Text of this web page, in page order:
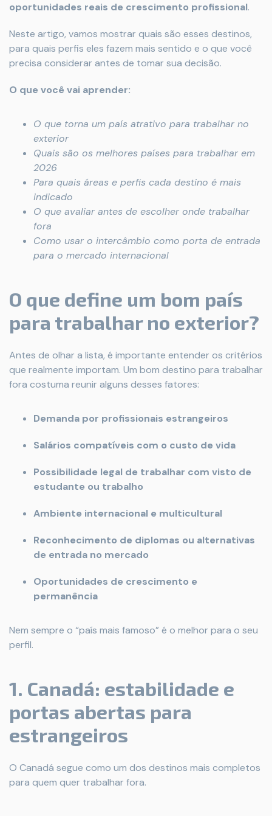
oportunidades reais de crescimento profissional.
Neste artigo, vamos mostrar quais são esses destinos,
para quais perfis eles fazem mais sentido e o que você
precisa considerar antes de tomar sua decisão.
O que você vai aprender:
O que torna um país atrativo para trabalhar no
exterior
Quais são os melhores países para trabalhar em
2026
Para quais áreas e perfis cada destino é mais
indicado
O que avaliar antes de escolher onde trabalhar
fora
Como usar o intercâmbio como porta de entrada
para o mercado internacional
O que define um bom país
para trabalhar no exterior?
Antes de olhar a lista, é importante entender os critérios
que realmente importam. Um bom destino para trabalhar
fora costuma reunir alguns desses fatores:
Demanda por profissionais estrangeiros
Salários compatíveis com o custo de vida
Possibilidade legal de trabalhar com visto de
estudante ou trabalho
Ambiente internacional e multicultural
Reconhecimento de diplomas ou alternativas
de entrada no mercado
Oportunidades de crescimento e
permanência
Nem sempre o “país mais famoso” é o melhor para o seu
perfil.
1. Canadá: estabilidade e
portas abertas para
estrangeiros
O Canadá segue como um dos destinos mais completos
para quem quer trabalhar fora.